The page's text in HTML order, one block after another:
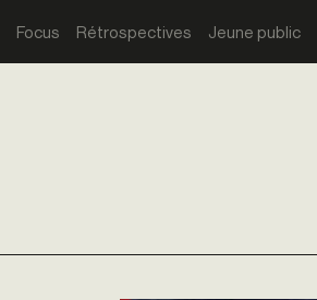
Focus Rétrospectives Jeune public